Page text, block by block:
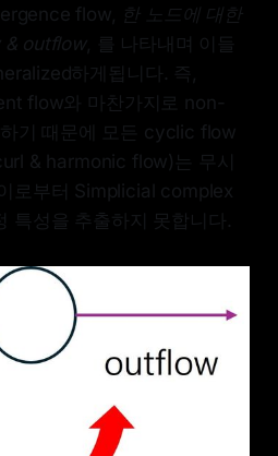
flow, 한 노드에 대한
& outflow, 를 나타내며 이들
하게됩니다. 즉,
flow와 마찬가지로 non-
기 때문에 모든 cyclic flow
& harmonic flow)는 무시
로부터 Simplicial complex
특성을 추출하지 못합니다.